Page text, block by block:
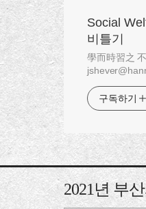
Social
비틀기
學而時習之
구독하기
2021년 부